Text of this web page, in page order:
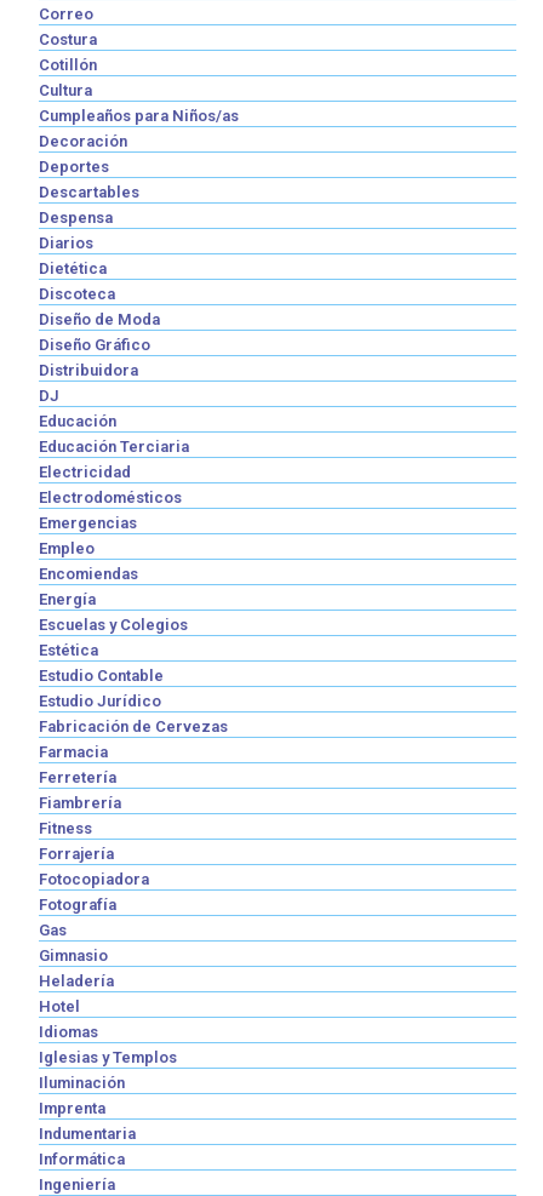
Correo
Costura
Cotillón
Cultura
Cumpleaños para Niños/as
Decoración
Deportes
Descartables
Despensa
Diarios
Dietética
Discoteca
Diseño de Moda
Diseño Gráfico
Distribuidora
DJ
Educación
Educación Terciaria
Electricidad
Electrodomésticos
Emergencias
Empleo
Encomiendas
Energía
Escuelas y Colegios
Estética
Estudio Contable
Estudio Jurídico
Fabricación de Cervezas
Farmacia
Ferretería
Fiambrería
Fitness
Forrajería
Fotocopiadora
Fotografía
Gas
Gimnasio
Heladería
Hotel
Idiomas
Iglesias y Templos
Iluminación
Imprenta
Indumentaria
Informática
Ingeniería